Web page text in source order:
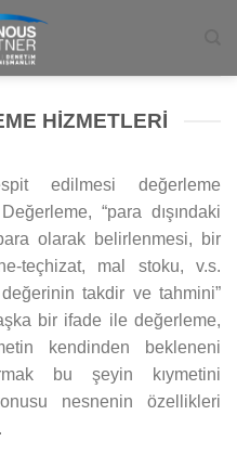
HIZMETLERI
edilmesi değerleme
“para dışındaki
olarak belirlenmesi, bir
teçhizat, mal stoku, v.s.
takdir ve tahmini”
bir ifade ile değerleme,
kendinden bekleneni
bu şeyin kıymetini
nesnenin özellikleri